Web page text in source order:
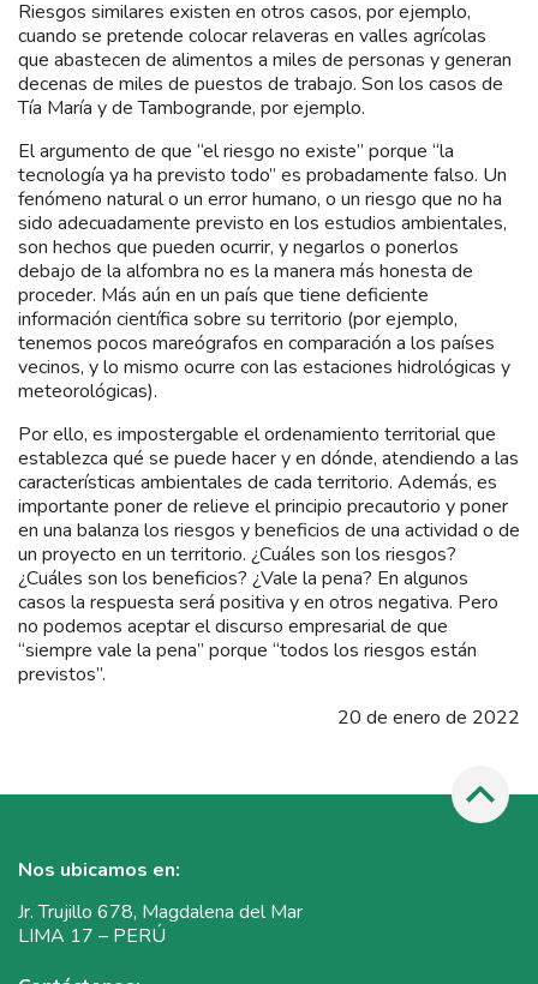
Riesgos similares existen en otros casos, por ejemplo,
cuando se pretende colocar relaveras en valles agrícolas
que abastecen de alimentos a miles de personas y generan
decenas de miles de puestos de trabajo. Son los casos de
Tía María y de Tambogrande, por ejemplo.
El argumento de que “el riesgo no existe” porque “la
tecnología ya ha previsto todo” es probadamente falso. Un
fenómeno natural o un error humano, o un riesgo que no ha
sido adecuadamente previsto en los estudios ambientales,
son hechos que pueden ocurrir, y negarlos o ponerlos
debajo de la alfombra no es la manera más honesta de
proceder. Más aún en un país que tiene deficiente
información científica sobre su territorio (por ejemplo,
tenemos pocos mareógrafos en comparación a los países
vecinos, y lo mismo ocurre con las estaciones hidrológicas y
meteorológicas).
Por ello, es impostergable el ordenamiento territorial que
establezca qué se puede hacer y en dónde, atendiendo a las
características ambientales de cada territorio. Además, es
importante poner de relieve el principio precautorio y poner
en una balanza los riesgos y beneficios de una actividad o de
un proyecto en un territorio. ¿Cuáles son los riesgos?
¿Cuáles son los beneficios? ¿Vale la pena? En algunos
casos la respuesta será positiva y en otros negativa. Pero
no podemos aceptar el discurso empresarial de que
“siempre vale la pena” porque “todos los riesgos están
previstos”.
20 de enero de 2022
Nos ubicamos en:
Jr. Trujillo 678, Magdalena del Mar
LIMA 17 – PERÚ